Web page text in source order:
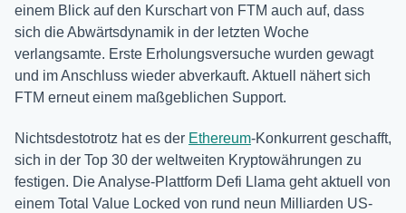
einem Blick auf den Kurschart von FTM auch auf, dass
sich die Abwärtsdynamik in der letzten Woche
verlangsamte. Erste Erholungsversuche wurden gewagt
und im Anschluss wieder abverkauft. Aktuell nähert sich
FTM erneut einem maßgeblichen Support.
Nichtsdestotrotz hat es der Ethereum-Konkurrent geschafft,
sich in der Top 30 der weltweiten Kryptowährungen zu
festigen. Die Analyse-Plattform Defi Llama geht aktuell von
einem Total Value Locked von rund neun Milliarden US-